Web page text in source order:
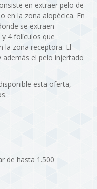
en extraer pelo de
en la zona alopécica. En
se extraen
4 folículos que
la zona receptora. El
el pelo injertado
esta oferta,
de hasta 1.500